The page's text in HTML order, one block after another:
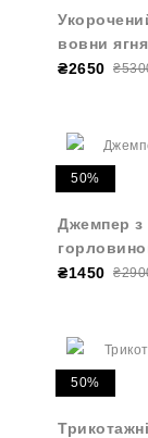
вовни
₴2650
50%
Джемпер з
₴1450
50%